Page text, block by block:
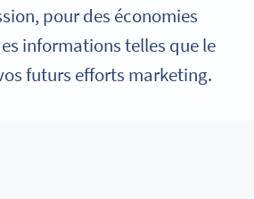
pour des économies
informations telles que le
futurs efforts marketing.